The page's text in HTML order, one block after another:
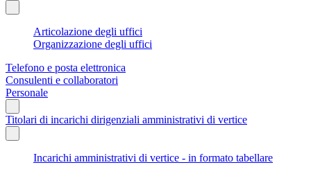
Articolazione degli uffici
Organizzazione degli uffici
Telefono e posta elettronica
Consulenti e collaboratori
Personale
Titolari di incarichi dirigenziali amministrativi di vertice
Incarichi amministrativi di vertice - in formato tabellare